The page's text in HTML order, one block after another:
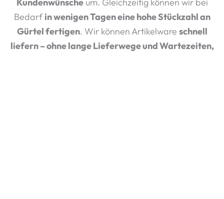
Bedarfin wenigen Tagen eine hohe Stückzahl an
Gürtel fertigen. Wir können Artikelware schnell
liefern – ohne lange Lieferwege und Wartezeiten,